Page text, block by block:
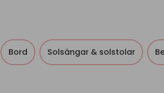
Bord Solsängar & solstolar